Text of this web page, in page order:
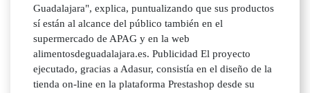
Guadalajara", explica, puntualizando que sus productos
sí están al alcance del público también en el
supermercado de APAG y en la web
alimentosdeguadalajara.es. Publicidad El proyecto
ejecutado, gracias a Adasur, consistía en el diseño de la
tienda on-line en la plataforma Prestashop desde su